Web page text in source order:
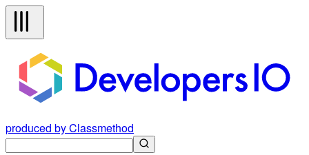
produced by Classmethod